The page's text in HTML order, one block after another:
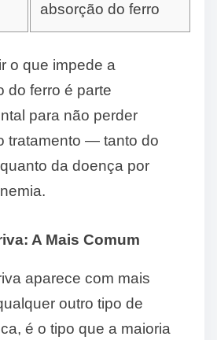
absorção do ferro
o que impede a
do ferro é parte
para não perder
tratamento — tanto do
da doença por
A Mais Comum
aparece com mais
outro tipo de
é o tipo que a maioria